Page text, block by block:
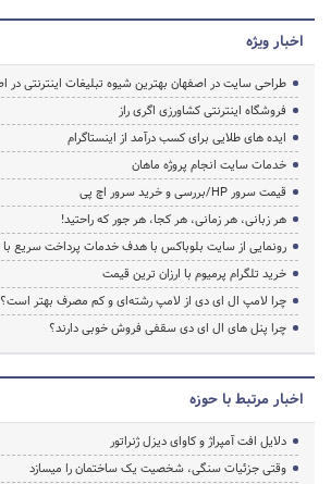
اخبار ویژه
طراحی سایت در اصفهان بهترین شیوه تبلیغات اینترنتی در
فروشگاه اینترنتی کشاورزی اگری راز
ایده های طلایی برای کسب درآمد از اینستاگرام
خدمات سایت انجام پروژه ماهان
قیمت سرور HP/بررسی و خرید سرور اچ پی
هر زبانی، هر زمانی، هر کجا، هر جور که راحتید!
رونمایی از سایت بلوباکس با هدف خدمات پرداخت سریع با
خرید تلگرام پرمیوم با ارزان ترین قیمت
چرا لامپ ال ای دی از لامپ رشته‌ای و کم مصرف بهتر است؟
چرا پنل های ال ای دی سقفی فروش خوبی دارند؟
اخبار مرتبط با حوزه
دلایل افت آمپراژ و کاوای دیزل ژنراتور
وقتی جزئیات سنگی، شخصیت یک ساختمان را میسازد